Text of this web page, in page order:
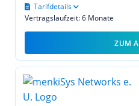
Vertragslaufzeit: 6 Monate
Tarifdetails
ZUM